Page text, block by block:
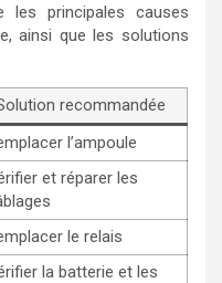
les principales causes
ainsi que les solutions
recommandée
l’ampoule
et réparer les
le relais
la batterie et les